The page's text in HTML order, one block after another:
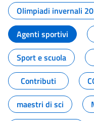
Olimpiadi invernali
Agenti sportivi
Sport e scuola
Contributi
maestri di sci